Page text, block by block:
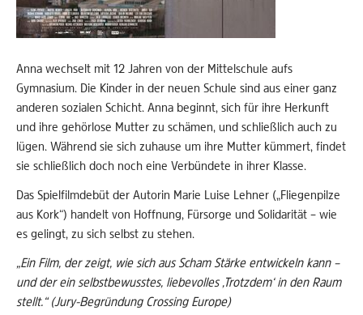
Anna wechselt mit 12 Jahren von der Mittelschule aufs
Gymnasium. Die Kinder in der neuen Schule sind aus einer ganz
anderen sozialen Schicht. Anna beginnt, sich für ihre Herkunft
und ihre gehörlose Mutter zu schämen, und schließlich auch zu
lügen. Während sie sich zuhause um ihre Mutter kümmert, findet
sie schließlich doch noch eine Verbündete in ihrer Klasse.
Das Spielfilmdebüt der Autorin Marie Luise Lehner („Fliegenpilze
aus Kork“) handelt von Hoffnung, Fürsorge und Solidarität – wie
es gelingt, zu sich selbst zu stehen.
„Ein Film, der zeigt, wie sich aus Scham Stärke entwickeln kann –
und der ein selbstbewusstes, liebevolles ‚Trotzdem‘ in den Raum
stellt.“ (Jury-Begründung Crossing Europe)